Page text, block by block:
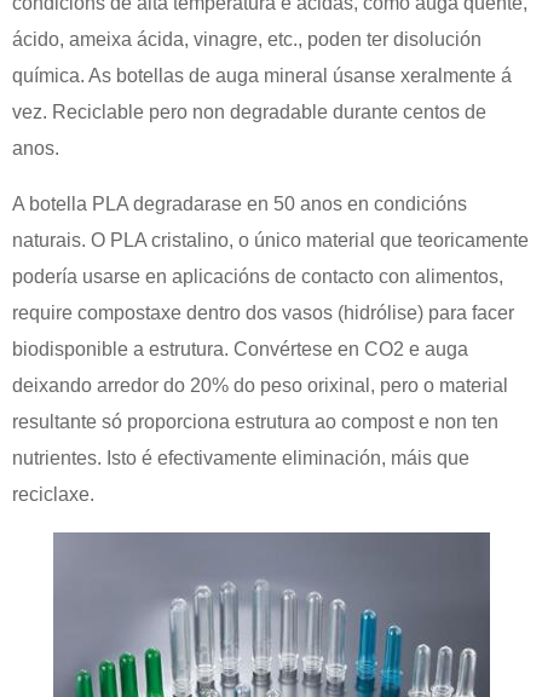
ácido, ameixa ácida, vinagre, etc., poden ter disolución
química. As botellas de auga mineral úsanse xeralmente á
vez. Reciclable pero non degradable durante centos de
anos.
A botella PLA degradarase en 50 anos en condicións
naturais. O PLA cristalino, o único material que teoricamente
podería usarse en aplicacións de contacto con alimentos,
require compostaxe dentro dos vasos (hidrólise) para facer
biodisponible a estrutura. Convértese en CO2 e auga
deixando arredor do 20% do peso orixinal, pero o material
resultante só proporciona estrutura ao compost e non ten
nutrientes. Isto é efectivamente eliminación, máis que
reciclaxe.